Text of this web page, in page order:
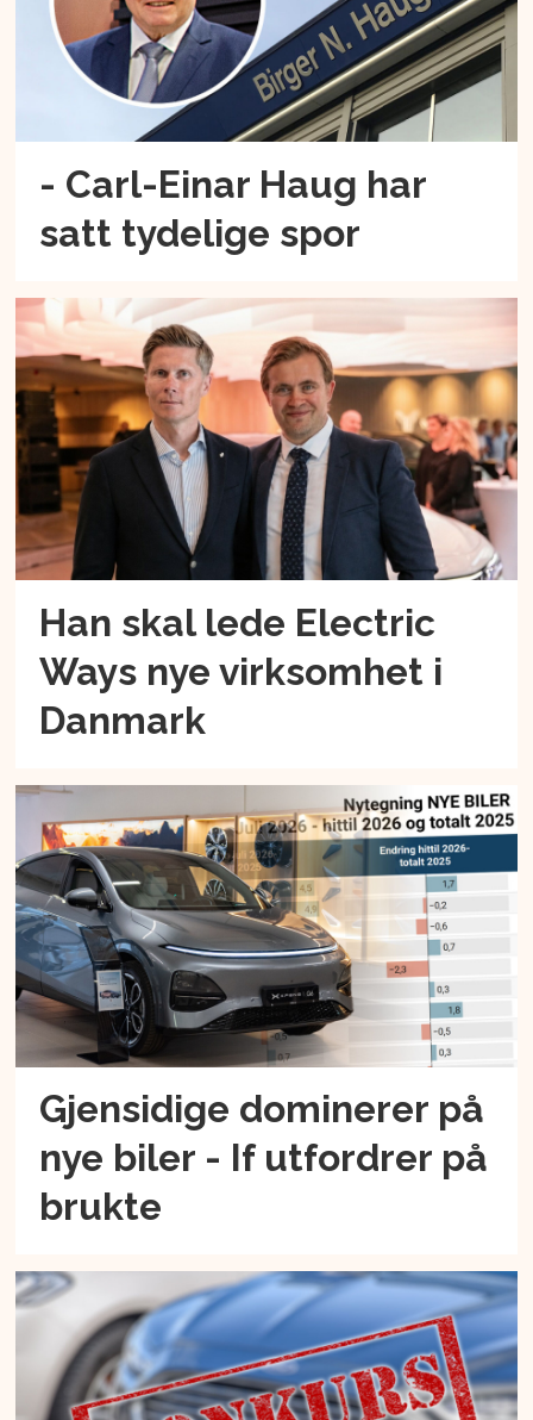
- Carl-Einar Haug har
satt tydelige spor
Han skal lede Electric
Ways nye virksomhet i
Danmark
Gjensidige dominerer på
nye biler - If utfordrer på
brukte